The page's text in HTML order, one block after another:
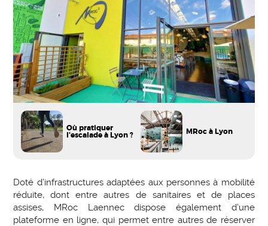
Où pratiquer
l'escalade à Lyon ? MRoc à Lyon
Doté d’infrastructures adaptées aux personnes à mobilité
réduite, dont entre autres de sanitaires et de places
assises, MRoc Laennec dispose également d’une
plateforme en ligne, qui permet entre autres de réserver